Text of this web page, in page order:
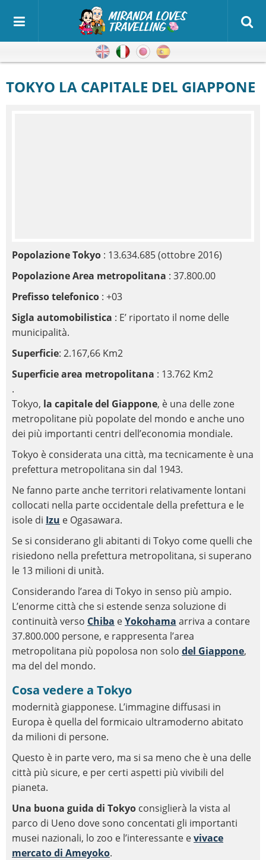
IngleseItalianoGiapponese
TOKYO LA CAPITALE DEL GIAPPONE
Popolazione Tokyo : 13.634.685 (ottobre 2016)
Popolazione Area metropolitana : 37.800.00
Prefisso telefonico : +03
Sigla automobilistica : E’ riportato il nome delle
municipalità.
Superficie: 2.167,66 Km2
Superficie area metropolitana : 13.762 Km2
.
Tokyo, la capitale del Giappone, è una delle zone
metropolitane più popolate del mondo e anche uno
dei più importanti centri dell’economia mondiale.
Tokyo è considerata una città, ma tecnicamente è una
prefettura metropolitana sin dal 1943.
Ne fanno parte anche territori relativamente lontani
collocati nella parte occidentale della prefettura e le
isole di Izu e Ogasawara.
Se si considerano gli abitanti di Tokyo come quelli che
risiedono nella prefettura metropolitana, si superano
le 13 milioni di unità.
Considerando l’area di Tokyo in senso più ampio.
L’enorme città che si estende senza soluzione di
continuità verso Chiba eYokohama arriva a contare
37.800.000 persone, e rappresenta l’area
metropolitana più popolosa non solo del Giappone,
ma del del mondo.
Cosa vedere a Tokyo
modernità giapponese. L’immagine diffusasi in
Europa è quella del formicaio ultramoderno abitato
da milioni di persone.
Questo è in parte vero, ma si sa meno che è una delle
città più sicure, e per certi aspetti più vivibili del
pianeta.
Una buona guida di Tokyo consiglierà la vista al
parco di Ueno dove sono concentati gli importanti
musei nazionali, lo zoo e l’interessante evivace
mercato di Ameyoko.